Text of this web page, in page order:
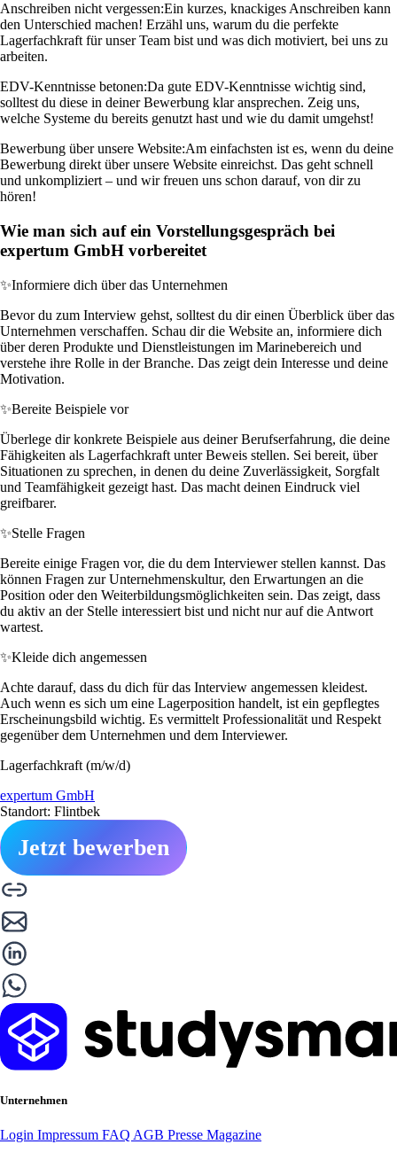
Anschreiben nicht vergessen:Ein kurzes, knackiges Anschreiben kann
den Unterschied machen! Erzähl uns, warum du die perfekte
Lagerfachkraft für unser Team bist und was dich motiviert, bei uns zu
arbeiten.
EDV-Kenntnisse betonen:Da gute EDV-Kenntnisse wichtig sind,
solltest du diese in deiner Bewerbung klar ansprechen. Zeig uns,
welche Systeme du bereits genutzt hast und wie du damit umgehst!
Bewerbung über unsere Website:Am einfachsten ist es, wenn du deine
Bewerbung direkt über unsere Website einreichst. Das geht schnell
und unkompliziert – und wir freuen uns schon darauf, von dir zu
hören!
Wie man sich auf ein Vorstellungsgespräch bei
expertum GmbH vorbereitet
✨Informiere dich über das Unternehmen
Bevor du zum Interview gehst, solltest du dir einen Überblick über das
Unternehmen verschaffen. Schau dir die Website an, informiere dich
über deren Produkte und Dienstleistungen im Marinebereich und
verstehe ihre Rolle in der Branche. Das zeigt dein Interesse und deine
Motivation.
✨Bereite Beispiele vor
Überlege dir konkrete Beispiele aus deiner Berufserfahrung, die deine
Fähigkeiten als Lagerfachkraft unter Beweis stellen. Sei bereit, über
Situationen zu sprechen, in denen du deine Zuverlässigkeit, Sorgfalt
und Teamfähigkeit gezeigt hast. Das macht deinen Eindruck viel
greifbarer.
✨Stelle Fragen
Bereite einige Fragen vor, die du dem Interviewer stellen kannst. Das
können Fragen zur Unternehmenskultur, den Erwartungen an die
Position oder den Weiterbildungsmöglichkeiten sein. Das zeigt, dass
du aktiv an der Stelle interessiert bist und nicht nur auf die Antwort
wartest.
✨Kleide dich angemessen
Achte darauf, dass du dich für das Interview angemessen kleidest.
Auch wenn es sich um eine Lagerposition handelt, ist ein gepflegtes
Erscheinungsbild wichtig. Es vermittelt Professionalität und Respekt
gegenüber dem Unternehmen und dem Interviewer.
Lagerfachkraft (m/w/d)
expertum GmbH
Standort: Flintbek
Jetzt bewerben
Unternehmen
Login Impressum FAQ AGB Presse Magazine